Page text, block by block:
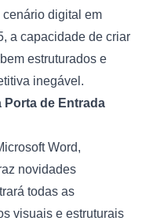
digital em
a capacidade de criar
estruturados e
inegável.
Porta de Entrada
Word,
novidades
todas as
visuais e estruturais